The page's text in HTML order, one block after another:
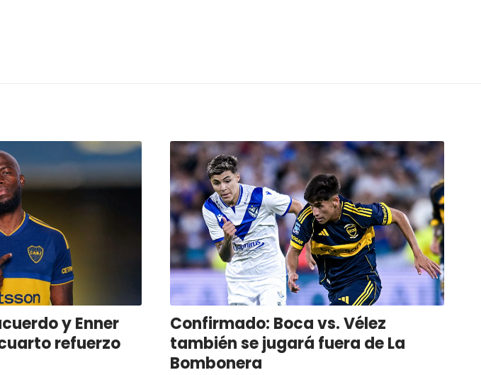
y Enner
refuerzo
Confirmado: Boca vs. Vélez
también se jugará fuera de La
Bombonera